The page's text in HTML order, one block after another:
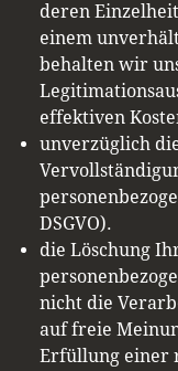
deren
einem
behalten wir
effektiven
unverzüglich
DSGVO).
die Löschung
nicht die
auf freie
Erfüllung einer